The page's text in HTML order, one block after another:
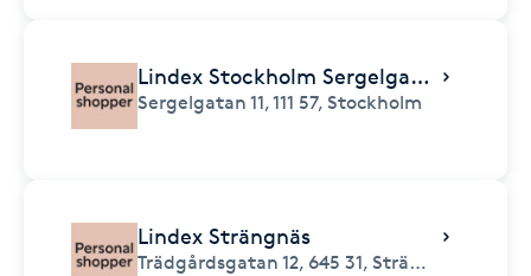
Lindex Stockholm Sergelgatan
Sergelgatan 11,111 57, Stockholm
Lindex Strängnäs
Trädgårdsgatan 12, 645 31, Strängnäs